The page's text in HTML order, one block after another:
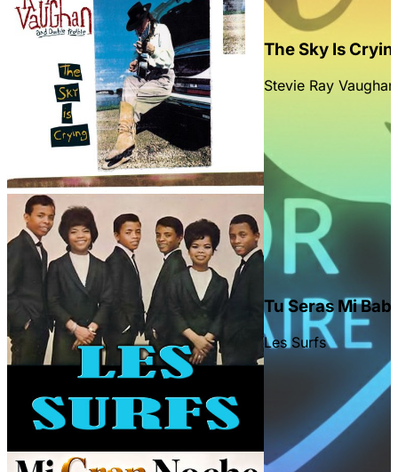
The Sky Is
Stevie Ray
Tu Seras Mi
Les Surfs
en la parte superior derecha.